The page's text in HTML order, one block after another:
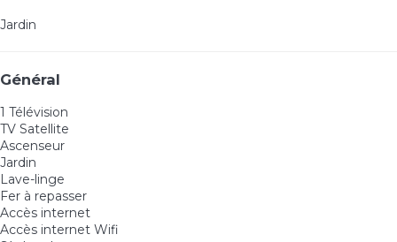
Jardin
Général
1 Télévision
TV Satellite
Ascenseur
Jardin
Lave-linge
Fer à repasser
Accès internet
Accès internet Wifi